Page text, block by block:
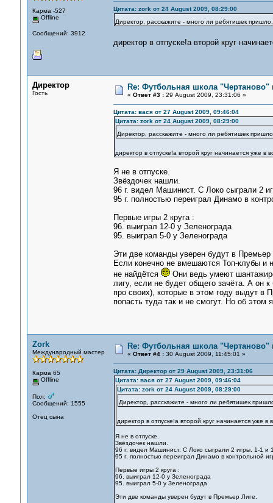
Карма -527
Offline
Сообщений: 3912
Цитата: zork от 24 August 2009, 08:29:00
Директор, расскажите - много ли ребятишек
директор в отпуске!а второй круг
Директор
Гость
Re: Футбольная школа "Чертаново"
« Ответ #3 :29 August 2009, 23:31:06 »
Цитата: вася от 27 August 2009, 09:46:04
Цитата: zork от 24 August 2009, 08:29:00
Директор, расскажите - много ли ребятишек
директор в отпуске!а второй круг начинается уже в
Я не в отпуске.
Звёздочек нашли.
96 г. видел Машинист. С Локо сыграли 2
95 г. полностью переиграл Динамо в
Первые игры 2 круга :
96. выиграл 12-0 у Зеленограда
95. выиграл 5-0 у Зеленограда
Эти две команды уверен будут в Премьер
Если конечно не вмешаются Топ-клубы и
не найдётся
Они ведь умеют
лигу, если не будет общего зачёта. А он
про своих), которые в этом году выдут в
попасть туда так и не смогут. Но об этом
Zork
Международный мастер
Карма 65
Offline
Пол:
Сообщений: 1555
Отец сына
Re: Футбольная школа "Чертаново"
« Ответ #4 :30 August 2009, 11:45:01 »
Цитата: Директор от 29 August 2009, 23:31:06
Цитата: вася от 27 August 2009, 09:46:04
Цитата: zork от 24 August 2009, 08:29:00
Директор, расскажите - много ли ребятишек
директор в отпуске!а второй круг начинается уже в
Я не в отпуске.
Звёздочек нашли.
96 г. видел Машинист. С Локо сыграли 2 игры. 1-1 и
95 г. полностью переиграл Динамо в контрольной
Первые игры 2 круга :
96. выиграл 12-0 у Зеленограда
95. выиграл 5-0 у Зеленограда
Эти две команды уверен будут в Премьер Лиге.